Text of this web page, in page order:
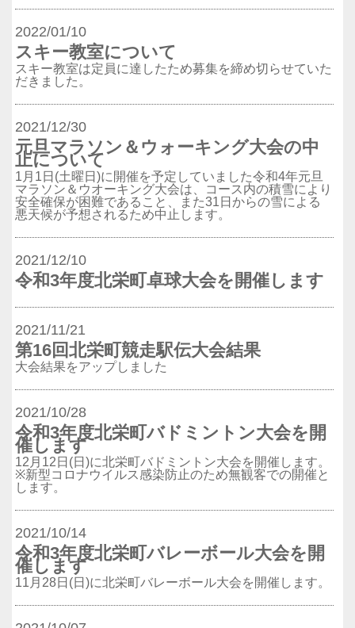
2022/01/10
スキー教室について
スキー教室は定員に達したため募集を締め切らせていた
だきました。
2021/12/30
元旦マラソン＆ウォーキング大会の中
止について
1月1日(土曜日)に開催を予定していました令和4年元旦
マラソン＆ウオーキング大会は、コース内の積雪により
安全確保が困難であること、また31日からの雪による
悪天候が予想されるため中止します。
2021/12/10
令和3年度北栄町卓球大会を開催します
2021/11/21
第16回北栄町競走駅伝大会結果
大会結果をアップしました
2021/10/28
令和3年度北栄町バドミントン大会を開
催します
12月12日(日)に北栄町バドミントン大会を開催します。
※新型コロナウイルス感染防止のため無観客での開催と
します。
2021/10/14
令和3年度北栄町バレーボール大会を開
催します
11月28日(日)に北栄町バレーボール大会を開催します。